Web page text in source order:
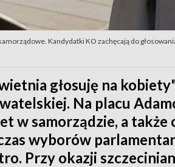
Kandydatki KO zachęcają do
głosuję na
Na placu
w samorządzie, a
wyborów
Przy okazji